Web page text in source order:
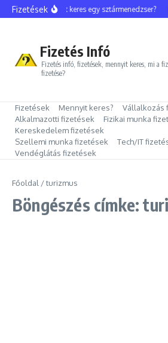
Ugrás a tartalomhoz
FizetésekMennyit keres egy sztármenedzser?
Fizetés Infó
Fizetés infó, fizetések, mennyit keres, mi a
fizetése?
Fizetések Mennyit keres?
Vállalkozás
Alkalmazotti fizetések
Fizikai munka
Kereskedelem fizetések
Szellemi munka fizetések
Tech/IT
Vendéglátás fizetések
Főoldal /turizmus
Böngészés címke: